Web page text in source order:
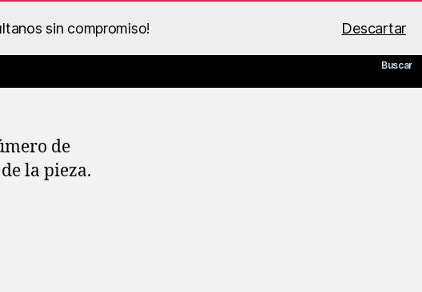
sin compromiso! Descartar
Buscar
de
la pieza.